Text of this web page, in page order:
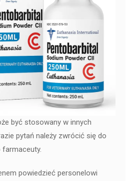
być stosowany w innych
pytań należy zwrócić się do
farmaceuty.
powiedzieć personelowi